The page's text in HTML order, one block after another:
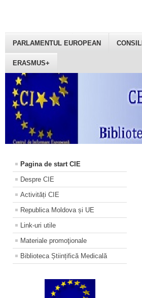
PARLAMENTUL EUROPEAN
ERASMUS+
Pagina de start CIE
Despre CIE
Activități CIE
Republica Moldova și UE
Link-uri utile
Materiale promoţionale
Biblioteca Științifică Medicală